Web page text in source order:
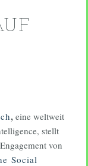
,eine weltweit
stellt
von
Social